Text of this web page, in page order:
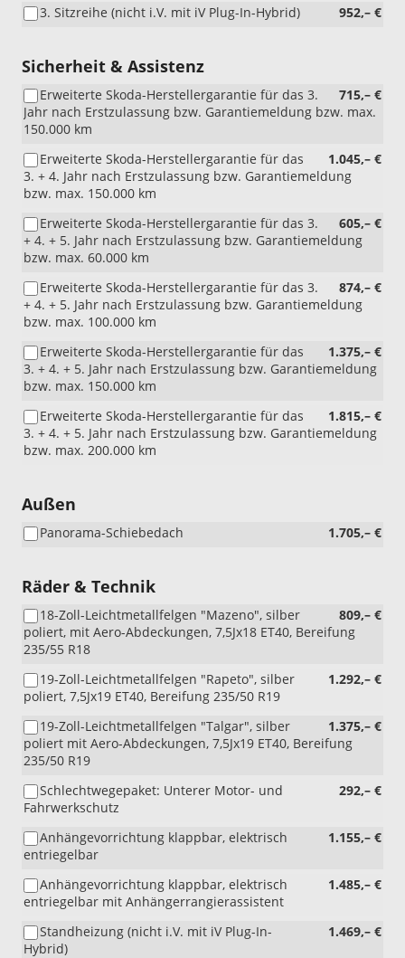
952,– €
3. Sitzreihe (nicht i.V. mit iV Plug-In-Hybrid)
Sicherheit & Assistenz
715,– €
Erweiterte Skoda-Herstellergarantie für das 3.
Jahr nach Erstzulassung bzw. Garantiemeldung bzw. max.
150.000 km
1.045,– €
Erweiterte Skoda-Herstellergarantie für das
3. + 4. Jahr nach Erstzulassung bzw. Garantiemeldung
bzw. max. 150.000 km
605,– €
Erweiterte Skoda-Herstellergarantie für das 3.
+ 4. + 5. Jahr nach Erstzulassung bzw. Garantiemeldung
bzw. max. 60.000 km
874,– €
Erweiterte Skoda-Herstellergarantie für das 3.
+ 4. + 5. Jahr nach Erstzulassung bzw. Garantiemeldung
bzw. max. 100.000 km
1.375,– €
Erweiterte Skoda-Herstellergarantie für das
3. + 4. + 5. Jahr nach Erstzulassung bzw. Garantiemeldung
bzw. max. 150.000 km
1.815,– €
Erweiterte Skoda-Herstellergarantie für das
3. + 4. + 5. Jahr nach Erstzulassung bzw. Garantiemeldung
bzw. max. 200.000 km
Außen
1.705,– €
Panorama-Schiebedach
Räder & Technik
809,– €
18-Zoll-Leichtmetallfelgen "Mazeno", silber
poliert, mit Aero-Abdeckungen, 7,5Jx18 ET40, Bereifung
235/55 R18
1.292,– €
19-Zoll-Leichtmetallfelgen "Rapeto", silber
poliert, 7,5Jx19 ET40, Bereifung 235/50 R19
1.375,– €
19-Zoll-Leichtmetallfelgen "Talgar", silber
poliert mit Aero-Abdeckungen, 7,5Jx19 ET40, Bereifung
235/50 R19
292,– €
Schlechtwegepaket: Unterer Motor- und
Fahrwerkschutz
1.155,– €
Anhängevorrichtung klappbar, elektrisch
entriegelbar
1.485,– €
Anhängevorrichtung klappbar, elektrisch
entriegelbar mit Anhängerrangierassistent
1.469,– €
Standheizung (nicht i.V. mit iV Plug-In-
Hybrid)